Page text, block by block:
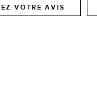
VOTRE AVIS